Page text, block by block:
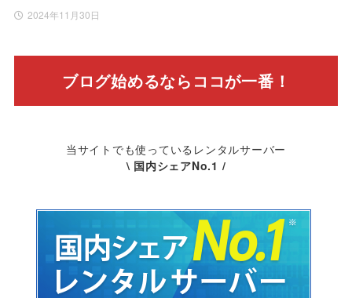
2024年11月30日
ブログ始めるならココが一番！
当サイトでも使っているレンタルサーバー
\ 国内シェアNo.1 /